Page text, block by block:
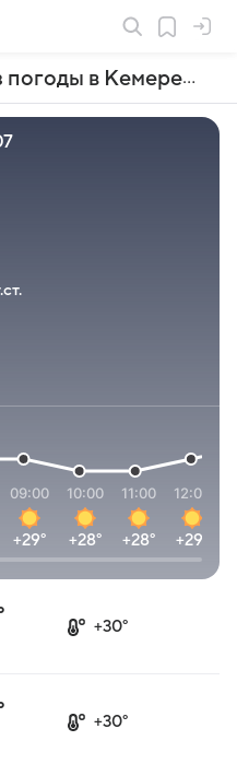
Почасовой прогноз погоды в Кемере
09:00
+29°
10:00
+28°
11:00
+28°
12:00
+29°
+30°
+30°